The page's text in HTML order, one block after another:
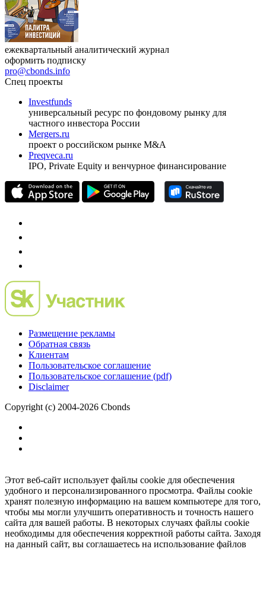
ежеквартальный аналитический журнал
оформить подписку
pro@cbonds.info
Спец проекты
Investfunds
универсальный ресурс по фондовому рынку для
частного инвестора России
Mergers.ru
проект о российском рынке M&A
Preqveca.ru
IPO, Private Equity и венчурное финансирование
Размещение рекламы
Обратная связь
Клиентам
Пользовательское соглашение
Пользовательское соглашение (pdf)
Disclaimer
Copyright (c) 2004-2026 Cbonds
Этот веб-сайт использует файлы cookie для обеспечения
удобного и персонализированного просмотра. Файлы cookie
хранят полезную информацию на вашем компьютере для того,
чтобы мы могли улучшить оперативность и точность нашего
сайта для вашей работы. В некоторых случаях файлы cookie
необходимы для обеспечения корректной работы сайта. Заходя
на данный сайт, вы соглашаетесь на использование файлов